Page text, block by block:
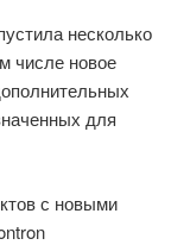
несколько
числе новое
для
с новыми